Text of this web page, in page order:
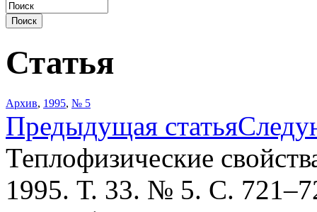
Статья
Архив, 1995, № 5
Предыдущая статья
Теплофизические
1995. Т. 33. № 5. С.